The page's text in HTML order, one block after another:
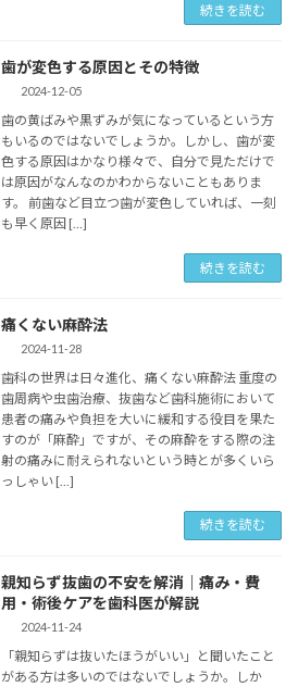
続きを読む
歯が変色する原因とその特徴
2024-12-05
歯の黄ばみや黒ずみが気になっているという方
もいるのではないでしょうか。しかし、歯が変
色する原因はかなり様々で、自分で見ただけで
は原因がなんなのかわからないこともありま
す。 前歯など目立つ歯が変色していれば、一刻
も早く原因 […]
続きを読む
痛くない麻酔法
2024-11-28
歯科の世界は日々進化、痛くない麻酔法 重度の
歯周病や虫歯治療、抜歯など歯科施術において
患者の痛みや負担を大いに緩和する役目を果た
すのが「麻酔」ですが、その麻酔をする際の注
射の痛みに耐えられないという時とが多くいら
っしゃい […]
続きを読む
親知らず抜歯の不安を解消｜痛み・費
用・術後ケアを歯科医が解説
2024-11-24
「親知らずは抜いたほうがいい」と聞いたこと
がある方は多いのではないでしょうか。しか